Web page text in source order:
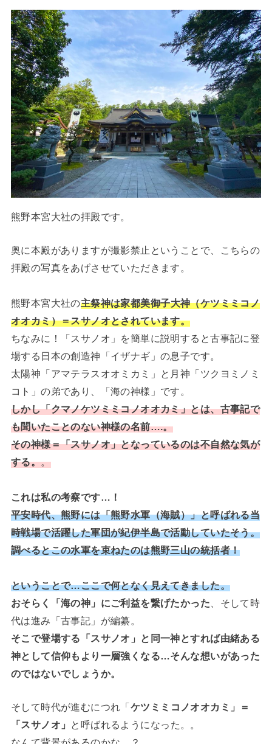
熊野本宮大社の拝殿です。
奥に本殿がありますが撮影禁止ということで、こちらの
拝殿の写真をあげさせていただきます。
熊野本宮大社の主祭神は家都美御子大神（ケツミミコノ
オオカミ）＝スサノオとされています。
ちなみに！「スサノオ」を簡単に説明すると古事記に登
場する日本の創造神「イザナギ」の息子です。
太陽神「アマテラスオオミカミ」と月神「ツクヨミノミ
コト」の弟であり、「海の神様」です。
しかし「クマノケツミミコノオオカミ」とは、古事記で
も聞いたことのない神様の名前….。
その神様＝「スサノオ」となっているのは不自然な気が
する。。
これは私の考察です…！
平安時代、熊野には「熊野水軍（海賊）」と呼ばれる当
時戦場で活躍した軍団が紀伊半島で活動していたそう。
調べるとこの水軍を束ねたのは熊野三山の統括者！
ということで…ここで何となく見えてきました。
おそらく「海の神」にご利益を繋げたかった 、そして時
代は進み「古事記」が編纂。
そこで登場する「スサノオ」と同一神とすれば由緒ある
神として信仰もより一層強くなる…そんな想いがあった
のではないでしょうか。
そして時代が進むにつれ「ケツミミコノオオカミ」＝
「スサノオ」 と呼ばれるようになった。。